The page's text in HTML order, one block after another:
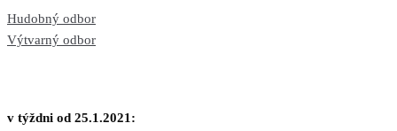
Hudobný odbor
Výtvarný odbor
v týždni od 25.1.2021: